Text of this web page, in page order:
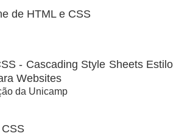
de HTML e CSS
- Cascading Style Sheets Estilo
Websites
da Unicamp